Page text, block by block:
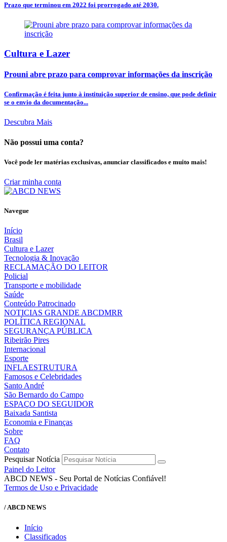
Prazo que terminou em 2022 foi prorrogado até 2030.
Cultura e Lazer
Prouni abre prazo para comprovar informações da inscrição
Confirmação é feita junto à instituição superior de ensino, que pode definir
se o envio da documentação...
Descubra Mais
Não possui uma conta?
Você pode ler matérias exclusivas, anunciar classificados e muito mais!
Criar minha conta
Navegue
Início
Brasil
Cultura e Lazer
Tecnologia & Inovação
RECLAMAÇÃO DO LEITOR
Policial
Transporte e mobilidade
Saúde
Conteúdo Patrocinado
NOTICIAS GRANDE ABCDMRR
POLÍTICA REGIONAL
SEGURANÇA PÚBLICA
Ribeirão Pires
Internacional
Esporte
INFLAESTRUTURA
Famosos e Celebridades
Santo André
São Bernardo do Campo
ESPAÇO DO SEGUIDOR
Baixada Santista
Economia e Finanças
Sobre
FAQ
Contato
Pesquisar Notícia
Painel do Leitor
ABCD NEWS - Seu Portal de Notícias Confiável!
Termos de Uso e Privacidade
/ ABCD NEWS
Início
Classificados